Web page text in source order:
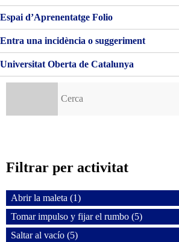
·
CONTEXTO
COMPARATIVO
Espai d’Aprenentatge Folio
Entra una incidència o suggeriment
Universitat Oberta de Catalunya
Filtrar per activitat
Abrir la maleta (1)
Tomar impulso y fijar el rumbo (5)
Saltar al vacío (5)